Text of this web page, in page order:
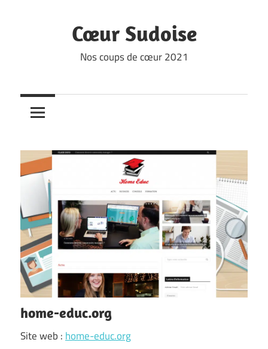
Cœur Sudoise
Nos coups de cœur 2021
home-educ.org
Site web : home-educ.org